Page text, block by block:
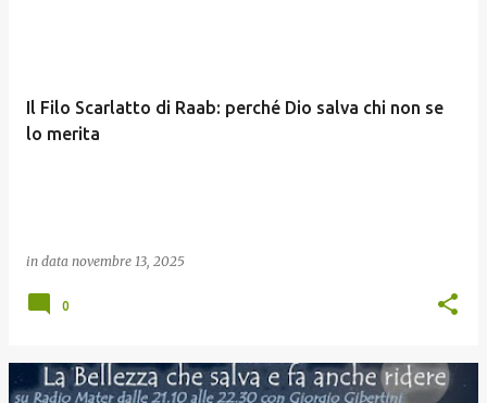
Il Filo Scarlatto di Raab: perché Dio salva chi non se
lo merita
in data novembre 13, 2025
0